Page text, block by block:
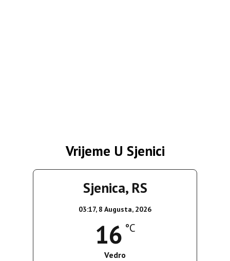
Vrijeme U Sjenici
Sjenica, RS
03:17, 8 Augusta, 2026
16 °C
Vedro